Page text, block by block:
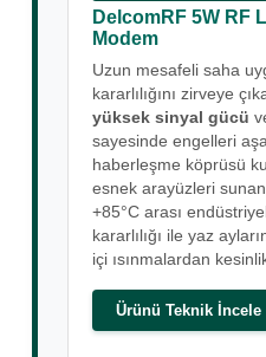
DelcomRF 5W RF
Modem
Uzun mesafeli saha
kararlılığını zirveye
yüksek sinyal gücü
sayesinde engelleri
haberleşme köprüsü
esnek arayüzleri
+85°C arası
kararlılığı ile yaz
içi ısınmalardan
Ürünü Teknik